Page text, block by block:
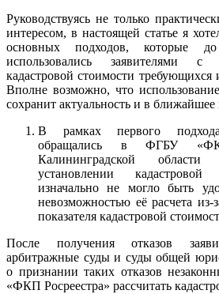
Руководствуясь не только
интересом, в настоящей статье я
основных подходов, которые
использовались заявителями с
кадастровой стоимости требующихся
Вполне возможно, что
сохранит актуальность и в ближайшее
В рамках первого
обращались в ФГБУ
Калининградской
установлении
изначально не могло быть
невозможностью её расчета из-
показателя кадастровой
После получения отказов
арбитражные суды и суды общей
о признании таких отказов
«ФКП Росреестра» рассчитать